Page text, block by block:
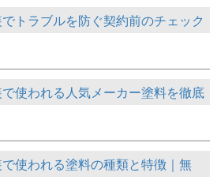
トラブルを防ぐ契約前のチェック
使われる人気メーカー塗料を徹底
使われる塗料の種類と特徴｜無